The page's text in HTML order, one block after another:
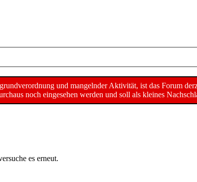
und mangelnder Aktivität, ist das Forum
noch eingesehen werden und soll als kleines
es erneut.